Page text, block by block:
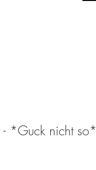
- *Guck nicht so*